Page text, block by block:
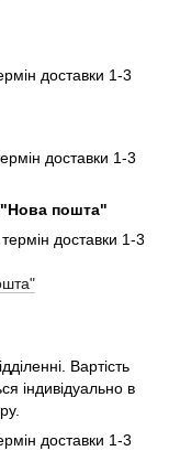
доставки 1-3
доставки 1-3
пошта"
доставки 1-3
Вартість
індивідуально в
доставки 1-3